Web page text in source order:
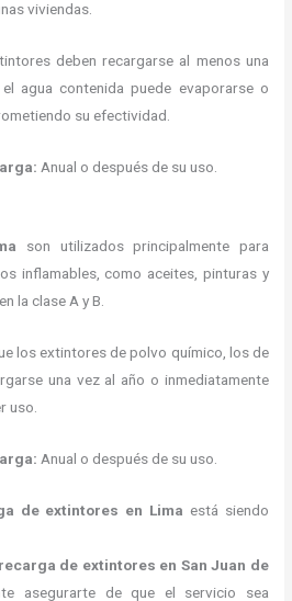
viviendas.
deben recargarse al menos una
agua contenida puede evaporarse o
su efectividad.
Anual o después de su uso.
son utilizados principalmente para
inflamables, como aceites, pinturas y
la clase A y B.
los extintores de polvo químico, los de
una vez al año o inmediatamente
uso.
Anual o después de su uso.
de extintores en Lima está siendo
recarga de extintores en San Juan de
asegurarte de que el servicio sea